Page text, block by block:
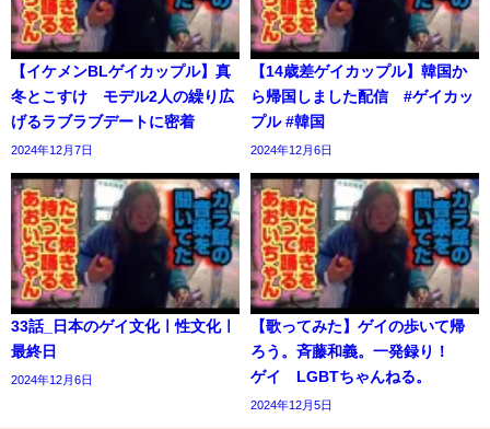
【イケメンBLゲイカップル】真
冬とこすけ モデル2人の繰り広
げるラブラブデートに密着
2024年12月7日
【14歳差ゲイカップル】韓国か
ら帰国しました配信 #ゲイカッ
プル #韓国
2024年12月6日
33話_日本のゲイ文化ㅣ性文化ㅣ
最終日
2024年12月6日
【歌ってみた】ゲイの歩いて帰
ろう。斉藤和義。一発録り！
ゲイ LGBTちゃんねる。
2024年12月5日